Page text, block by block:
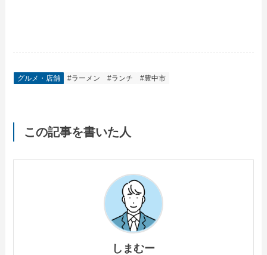
グルメ・店舗 #ラーメン #ランチ #豊中市
この記事を書いた人
しまむー